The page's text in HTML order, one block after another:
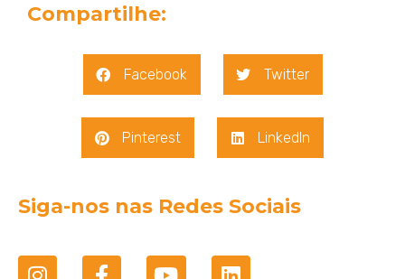
Compartilhe:
Facebook Twitter
Pinterest LinkedIn
Siga-nos nas Redes Sociais